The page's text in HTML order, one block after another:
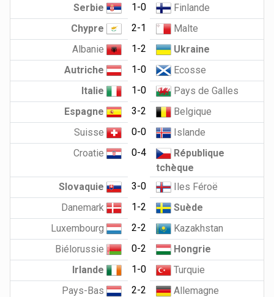
Serbie
1-0
Finlande
Chypre
2-1
Malte
Albanie
1-2
Ukraine
Autriche
1-0
Ecosse
Italie
1-0
Pays de Galles
Espagne
3-2
Belgique
Suisse
0-0
Islande
Croatie
0-4
République
tchèque
Slovaquie
3-0
Iles Féroë
Danemark
1-2
Suède
Luxembourg
2-2
Kazakhstan
Biélorussie
0-2
Hongrie
Irlande
1-0
Turquie
Pays-Bas
2-2
Allemagne